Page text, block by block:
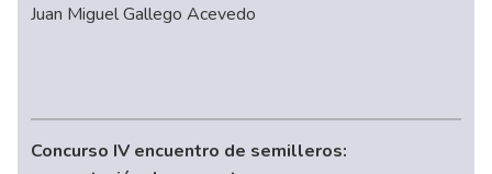
Juan Miguel Gallego Acevedo
Concurso IV encuentro de semilleros: